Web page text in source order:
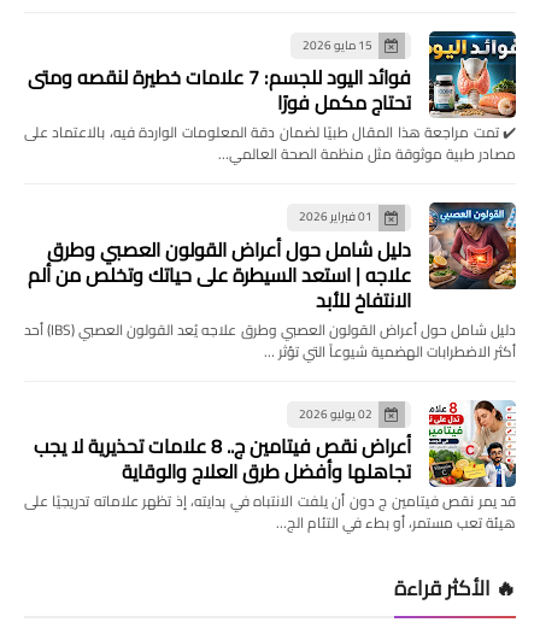
15 مايو 2026
فوائد اليود للجسم: 7 علامات خطيرة لنقصه ومتى
تحتاج مكمل فورًا
✔️ تمت مراجعة هذا المقال طبيًا لضمان دقة المعلومات الواردة فيه، بالاعتماد على
مصادر طبية موثوقة مثل منظمة الصحة العالمي…
01 فبراير 2026
دليل شامل حول أعراض القولون العصبي وطرق
علاجه | استعد السيطرة على حياتك وتخلص من ألم
الانتفاخ للأبد
دليل شامل حول أعراض القولون العصبي وطرق علاجه يُعد القولون العصبي (IBS) أحد
أكثر الاضطرابات الهضمية شيوعاً التي تؤثر …
02 يوليو 2026
أعراض نقص فيتامين ج.. 8 علامات تحذيرية لا يجب
تجاهلها وأفضل طرق العلاج والوقاية
قد يمر نقص فيتامين ج دون أن يلفت الانتباه في بدايته، إذ تظهر علاماته تدريجيًا على
هيئة تعب مستمر، أو بطء في التئام الج…
🔥 الأكثر قراءة